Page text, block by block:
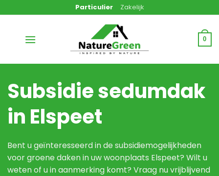
naar
Particulier Zakelijk
0
Subsidie sedumdak
in Elspeet
Bent u geïnteresseerd in de subsidiemogelijkheden
voor groene daken in uw woonplaats Elspeet? Wilt u
weten of u in aanmerking komt? Vraag nu vrijblijvend